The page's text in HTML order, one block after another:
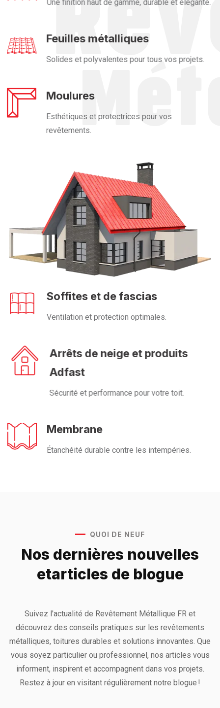
Une finition haut de gamme, durable et élégante.
Feuilles métalliques
Solides et polyvalentes pour tous vos projets.
Moulures
Esthétiques et protectrices pour vos
revêtements.
Soffites et de fascias
Ventilation et protection optimales.
Arrêts de neige et produits
Adfast
Sécurité et performance pour votre toit.
Membrane
Étanchéité durable contre les intempéries.
QUOI DE NEUF
Nos dernières nouvelles
etarticles de blogue
Suivez l'actualité de Revêtement Métallique FR et
découvrez des conseils pratiques sur les revêtements
métalliques, toitures durables et solutions innovantes. Que
vous soyez particulier ou professionnel, nos articles vous
informent, inspirent et accompagnent dans vos projets.
Restez à jour en visitant régulièrement notre blogue !